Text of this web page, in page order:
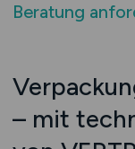
Beratung
– mit